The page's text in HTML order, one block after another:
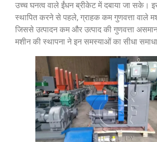
उच्च घनत्व वाले ईंधन ब्रीकेट में दबाया जा सके।
स्थापित करने से पहले, ग्राहक कम गुणवत्ता वाले
जिससे उत्पादन कम और उत्पाद की गुणवत्ता
मशीन की स्थापना ने इन समस्याओं का सीधा